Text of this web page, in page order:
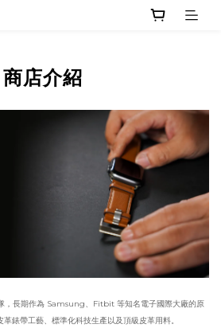
商店介紹
，長期作為 Samsung、Fitbit 等知名電子國際大廠的原
錶帶工藝、標準化科技生產以及頂級皮革用料。